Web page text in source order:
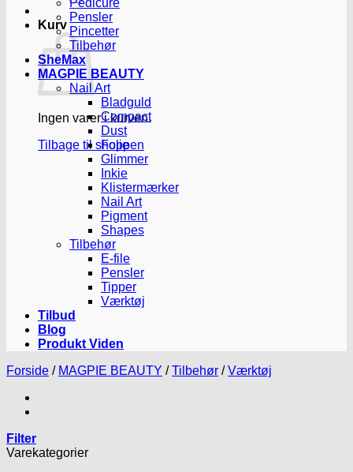
Kurv
Ingen varer i kurven.
Tilbage til shoppen
Pedicure
Pensler
Pincetter
Tilbehør
SheMax
MAGPIE BEAUTY
Nail Art
Bladguld
Compact
Dust
Folie
Glimmer
Inkie
Klistermærker
Nail Art
Pigment
Shapes
Tilbehør
E-file
Pensler
Tipper
Værktøj
Tilbud
Blog
Produkt Viden
Forside / MAGPIE BEAUTY / Tilbehør / Værktøj
Filter
Varekategorier